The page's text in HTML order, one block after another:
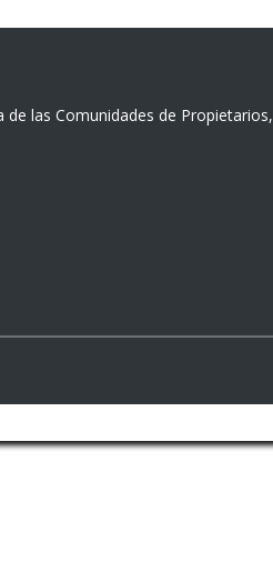
las Comunidades de Propietarios,